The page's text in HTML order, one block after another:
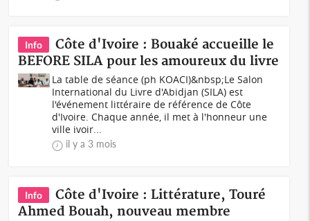
Info
Côte d'Ivoire : Bouaké accueille le
BEFORE SILA pour les amoureux du livre
La table de séance (ph KOACI)&nbsp;Le Salon
International du Livre d'Abidjan (SILA) est
l'événement littéraire de référence de Côte
d'Ivoire. Chaque année, il met à l'honneur une
ville ivoir...
il y a 3 mois
Info
Côte d'Ivoire : Littérature, Touré
Ahmed Bouah, nouveau membre